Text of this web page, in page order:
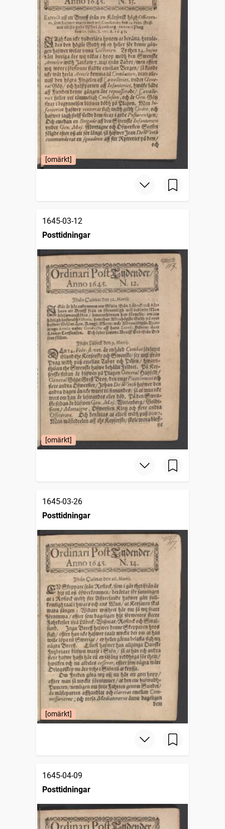
[omärkt]
1645-03-12
Posttidningar
[omärkt]
1645-03-26
Posttidningar
[omärkt]
1645-04-09
Posttidningar